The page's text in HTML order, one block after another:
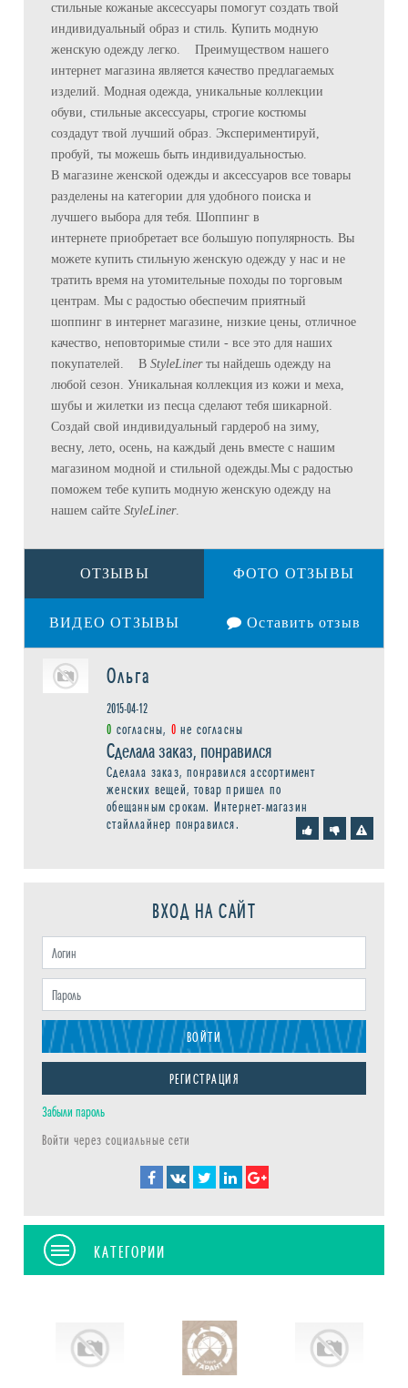
ВХОД НА САЙТ
ВОЙТИ
РЕГИСТРАЦИЯ
Забыли пароль
Войти через социальные сети
КАТЕГОРИИ
стильные кожаные аксессуары помогут создать твой
индивидуальный образ и стиль. Купить модную
женскую одежду легко. Преимуществом нашего
интернет магазина является качество предлагаемых
изделий. Модная одежда, уникальные коллекции
обуви, стильные аксессуары, строгие костюмы
создадут твой лучший образ. Экспериментируй,
пробуй, ты можешь быть индивидуальностью.
В магазине женской одежды и аксессуаров все товары
разделены на категории для удобного поиска и
лучшего выбора для тебя. Шоппинг в
интернете приобретает все большую популярность. Вы
можете купить стильную женскую одежду у нас и не
тратить время на утомительные походы по торговым
центрам. Мы с радостью обеспечим приятный
шоппинг в интернет магазине, низкие цены, отличное
качество, неповторимые стили - все это для наших
покупателей. ВStyleLinerты найдешь одежду на
любой сезон. Уникальная коллекция из кожи и меха,
шубы и жилетки из песца сделают тебя шикарной.
Создай свой индивидуальный гардероб на зиму,
весну, лето, осень, на каждый день вместе с нашим
магазином модной и стильной одежды.Мы с радостью
поможем тебе купить модную женскую одежду на
нашем сайтеStyleLiner.
ОТЗЫВЫ ФОТО ОТЗЫВЫ
ВИДЕО ОТЗЫВЫ Оставить отзыв
Ольга
2015-04-12
0 согласны, 0не согласны
Сделала заказ, понравился
Сделала заказ, понравился ассортимент
женских вещей, товар пришел по
обещанным срокам. Интернет-магазин
стайллайнер понравился.